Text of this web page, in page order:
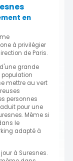
en
à privilégier
de Paris.
grande
mettre au vert
personnes
pour une
Même si
le
adapté à
à Suresnes.